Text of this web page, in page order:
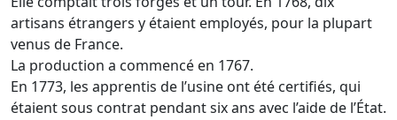
artisans étrangers y étaient employés, pour la plupart
venus de France.
La production a commencé en 1767.
En 1773, les apprentis de l’usine ont été certifiés, qui
étaient sous contrat pendant six ans avec l’aide de l’État.